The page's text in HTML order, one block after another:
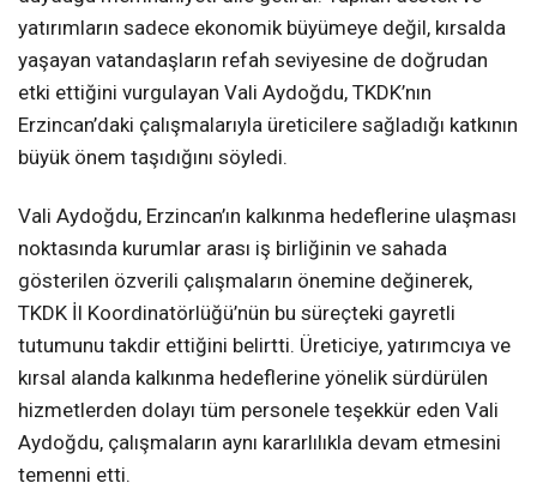
yatırımların sadece ekonomik büyümeye değil, kırsalda
yaşayan vatandaşların refah seviyesine de doğrudan
etki ettiğini vurgulayan Vali Aydoğdu, TKDK’nın
Erzincan’daki çalışmalarıyla üreticilere sağladığı katkının
büyük önem taşıdığını söyledi.
Vali Aydoğdu, Erzincan’ın kalkınma hedeflerine ulaşması
noktasında kurumlar arası iş birliğinin ve sahada
gösterilen özverili çalışmaların önemine değinerek,
TKDK İl Koordinatörlüğü’nün bu süreçteki gayretli
tutumunu takdir ettiğini belirtti. Üreticiye, yatırımcıya ve
kırsal alanda kalkınma hedeflerine yönelik sürdürülen
hizmetlerden dolayı tüm personele teşekkür eden Vali
Aydoğdu, çalışmaların aynı kararlılıkla devam etmesini
temenni etti.